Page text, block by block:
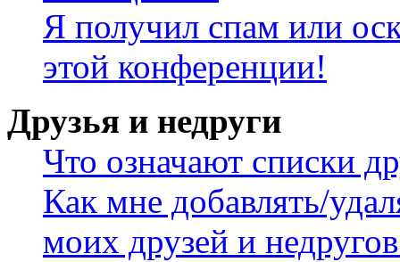
Я получил спам или
этой конференции!
Друзья и недруги
Что означают списки
Как мне добавлять/
моих друзей и